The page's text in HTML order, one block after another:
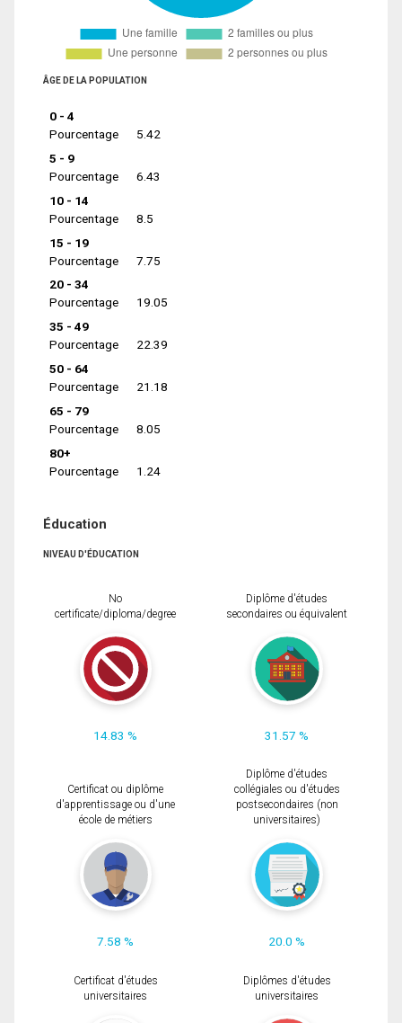
ÂGE DE LA POPULATION
0 - 4
Pourcentage
5.42
5 - 9
Pourcentage
6.43
10 - 14
Pourcentage
8.5
15 - 19
Pourcentage
7.75
20 - 34
Pourcentage
19.05
35 - 49
Pourcentage
22.39
50 - 64
Pourcentage
21.18
65 - 79
Pourcentage
8.05
80+
Pourcentage
1.24
Éducation
NIVEAU D'ÉDUCATION
No
certificate/diploma/degree
14.83 %
Diplôme d'études
secondaires ou équivalent
31.57 %
Certificat ou diplôme
d'apprentissage ou d'une
école de métiers
7.58 %
Diplôme d'études
collégiales ou d'études
postsecondaires (non
universitaires)
20.0 %
Certificat d'études
universitaires
Diplômes d'études
universitaires